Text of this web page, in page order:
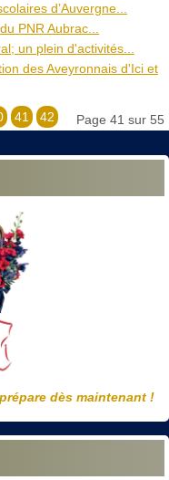
d’Auvergne...
PNR Aubrac...
un plein d'activités...
des Aveyronnais d'Ici et
Page 41 sur 55
41
42
dès maintenant !